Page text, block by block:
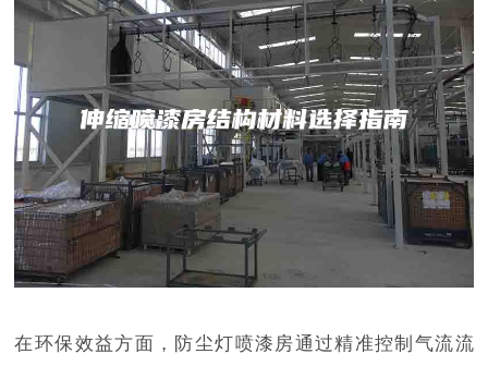
在环保效益方面，防尘灯喷漆房通过精准控制气流流